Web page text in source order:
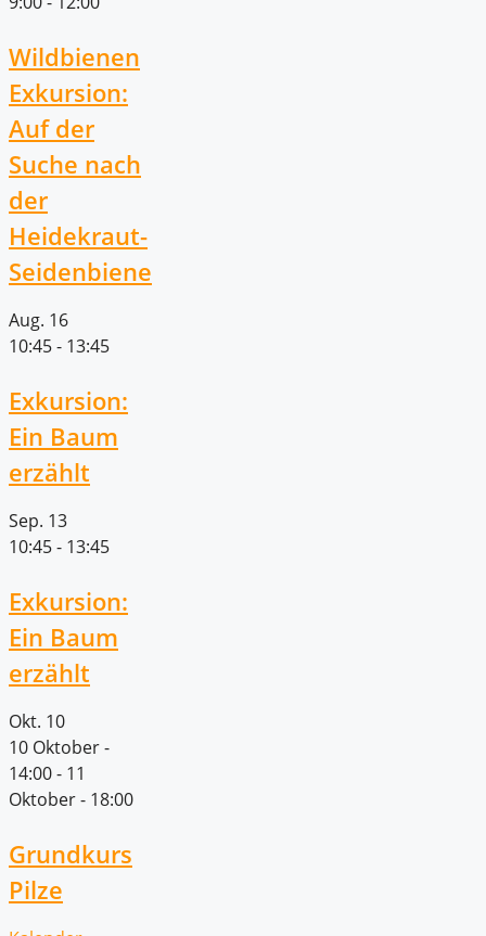
Wildbienen
Exkursion:
Auf der
Suche nach
der
Heidekraut-
Seidenbiene
Aug. 16
10:45- 13:45
Exkursion:
Ein Baum
erzählt
Sep. 13
10:45- 13:45
Exkursion:
Ein Baum
erzählt
Okt. 10
10 Oktober -
14:00- 11
Oktober - 18:00
Grundkurs
Pilze